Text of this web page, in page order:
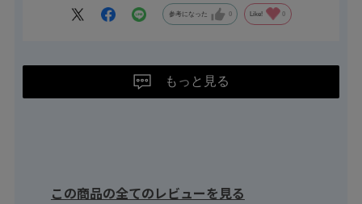
どで十分テストした上でご使用ください。
参考になった 0 Like! 0
もっと見る
この商品の全てのレビューを見る